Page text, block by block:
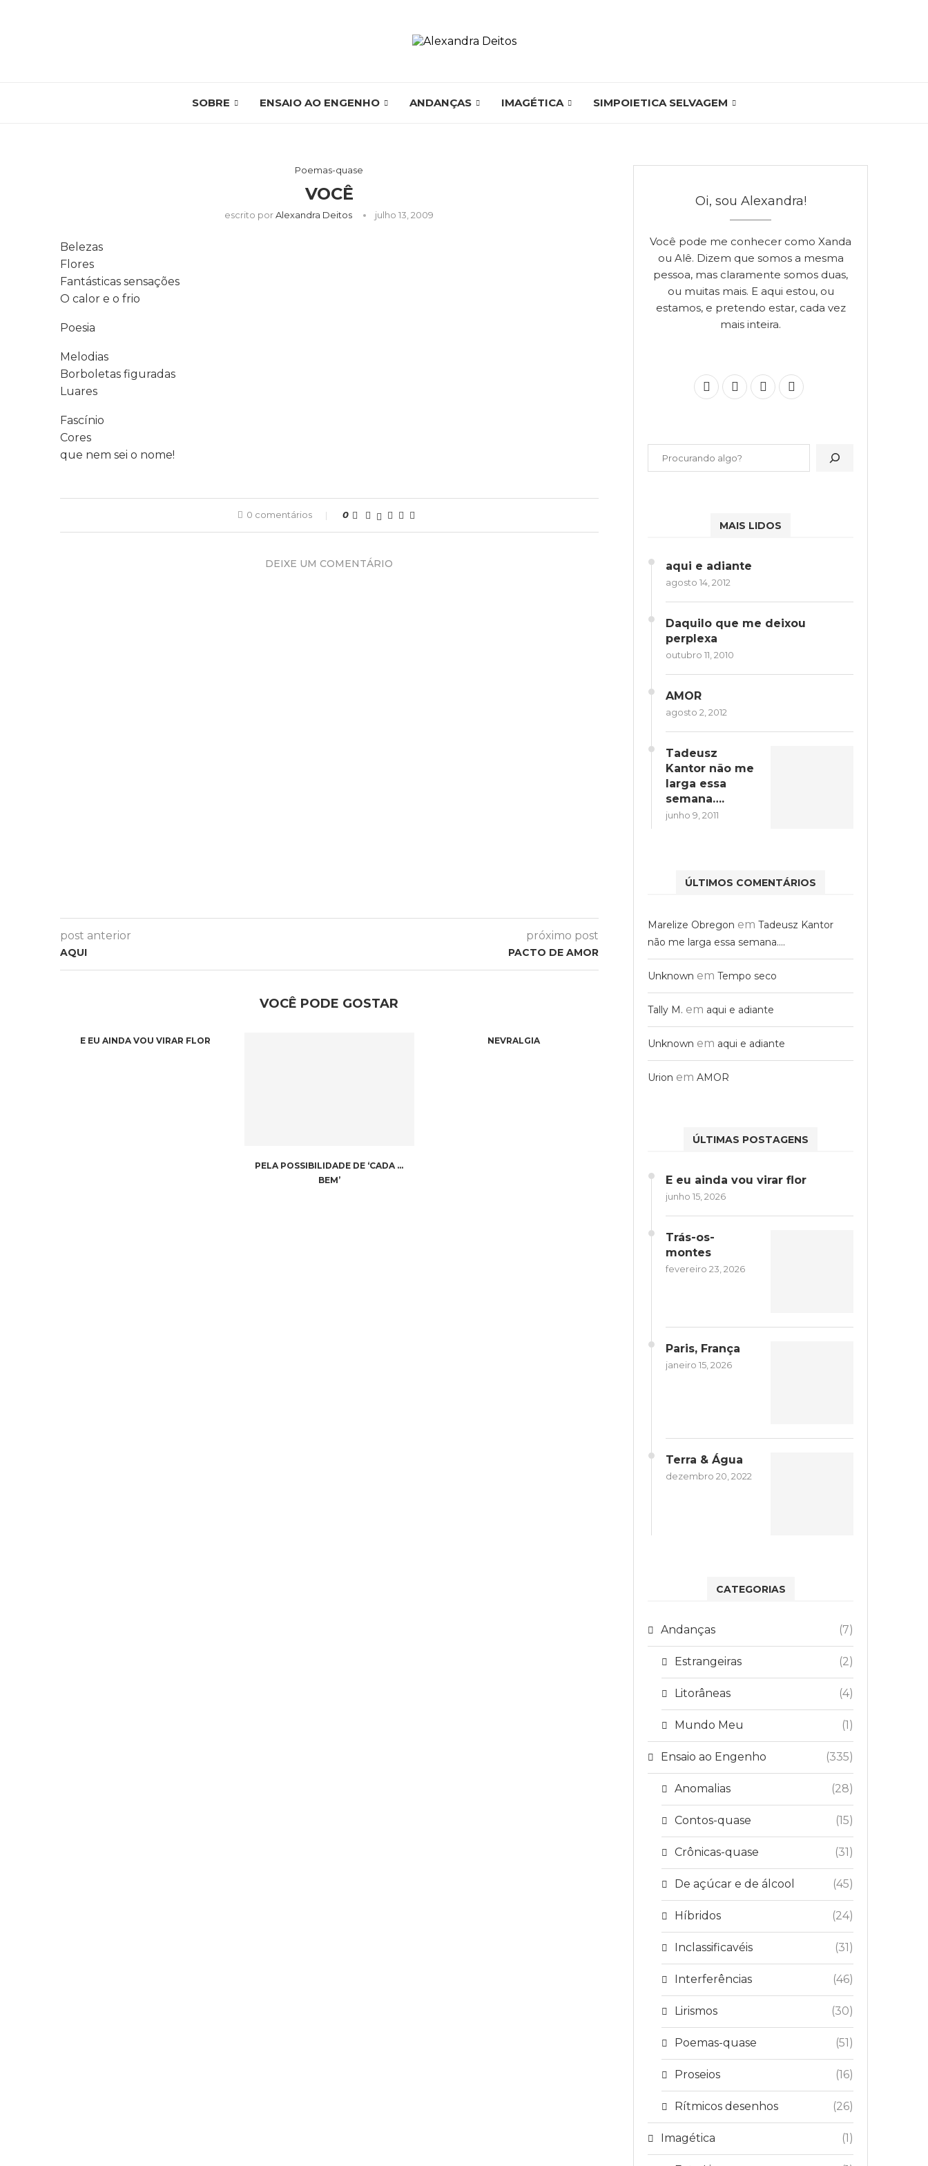
SOBRE ENSAIO AO ENGENHO ANDANÇAS IMAGÉTICA SIMPOIETICA SELVAGEM
Poemas-quase
VOCÊ
escrito porAlexandra Deitos julho 13, 2009
Belezas
Flores
Fantásticas sensações
O calor e o frio
Poesia
Melodias
Borboletas figuradas
Luares
Fascínio
Cores
que nem sei o nome!
0 comentários 0
DEIXE UM COMENTÁRIO
post anterior
AQUI
próximo post
PACTO DE AMOR
VOCÊ PODE GOSTAR
E EU AINDA VOU VIRAR FLOR
PELA POSSIBILIDADE DE ‘CADA …
BEM’
NEVRALGIA
Oi, sou Alexandra!
Você pode me conhecer como Xanda
ou Alê. Dizem que somos a mesma
pessoa, mas claramente somos duas,
ou muitas mais. E aqui estou, ou
estamos, e pretendo estar, cada vez
mais inteira.
MAIS LIDOS
aqui e adiante
agosto 14, 2012
Daquilo que me deixou
perplexa
outubro 11, 2010
AMOR
agosto 2, 2012
Tadeusz
Kantor não me
larga essa
semana….
junho 9, 2011
ÚLTIMOS COMENTÁRIOS
Marelize Obregon em Tadeusz Kantor
não me larga essa semana….
Unknown em Tempo seco
Tally M. em aqui e adiante
Unknown em aqui e adiante
Urion em AMOR
ÚLTIMAS POSTAGENS
E eu ainda vou virar flor
junho 15, 2026
Trás-os-
montes
fevereiro 23, 2026
Paris, França
janeiro 15, 2026
Terra & Água
dezembro 20, 2022
CATEGORIAS
Andanças (7)
Estrangeiras (2)
Litorâneas (4)
Mundo Meu (1)
Ensaio ao Engenho (335)
Anomalias (28)
Contos-quase (15)
Crônicas-quase (31)
De açúcar e de álcool (45)
Híbridos (24)
Inclassificavéis (31)
Interferências (46)
Lirismos (30)
Poemas-quase (51)
Proseios (16)
Rítmicos desenhos (26)
Imagética (1)